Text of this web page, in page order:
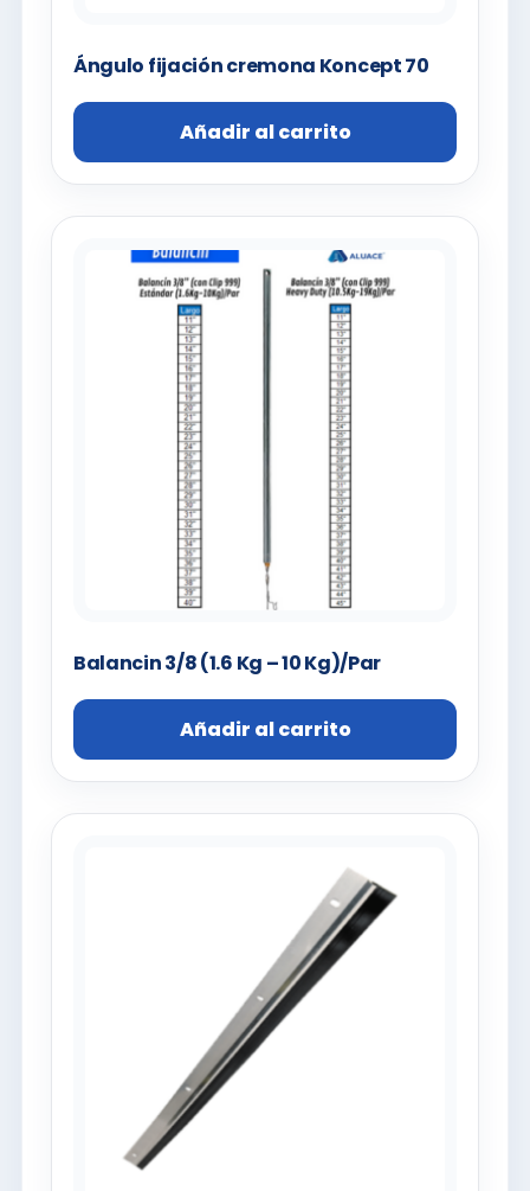
Ángulo fijación cremona Koncept 70
Añadir al carrito
Balancin 3/8 (1.6 Kg – 10 Kg)/Par
Añadir al carrito